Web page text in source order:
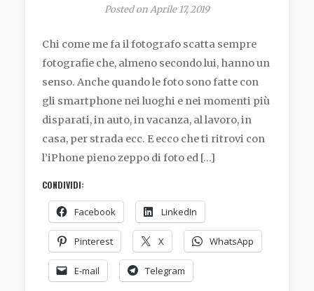
Posted on Aprile 17, 2019
Chi come me fa il fotografo scatta sempre
fotografie che, almeno secondo lui, hanno un
senso. Anche quando le foto sono fatte con
gli smartphone nei luoghi e nei momenti più
disparati, in auto, in vacanza, al lavoro, in
casa, per strada ecc. E ecco che ti ritrovi con
l’iPhone pieno zeppo di foto ed […]
CONDIVIDI:
Facebook LinkedIn
Pinterest X WhatsApp
E-mail Telegram